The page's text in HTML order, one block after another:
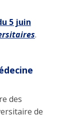
5 juin
.
des
de